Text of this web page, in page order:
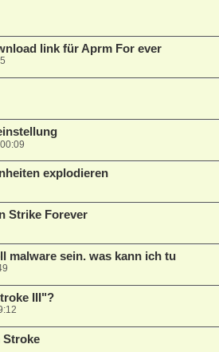
link für Aprm For ever
explodieren
Strike Forever
malware sein. was kann ich tu
III"?
Stroke